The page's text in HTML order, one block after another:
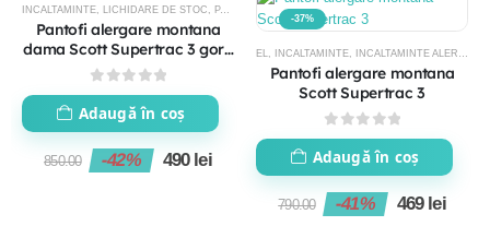
INCALTAMINTE, LICHIDARE DE STOC , PANTOFI TRAIL RUNNING
Pantofi alergare montana
dama Scott Supertrac 3 gore
tex
0out of 5
Adaugă în coș
850.00 -42% 490 lei
-37%
EL, INCALTAMINTE, INCALTAMINTE ALERGARE TRAIL
Pantofi alergare montana
Scott Supertrac 3
0out of 5
Adaugă în coș
790.00 -41% 469 lei